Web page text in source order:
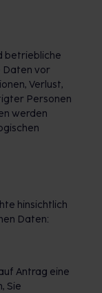
betriebliche
Daten vor
Verlust,
Personen
werden
hinsichtlich
Daten:
Antrag eine
Sie